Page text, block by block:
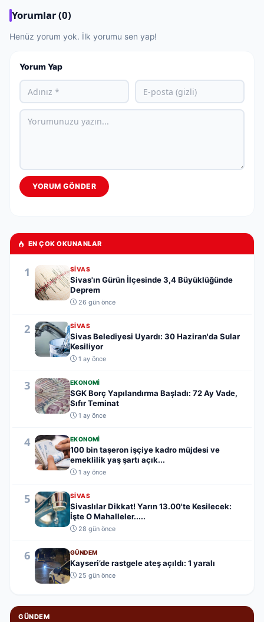
Yorumlar (0)
Henüz yorum yok. İlk yorumu sen yap!
Yorum Yap
YORUM GÖNDER
EN ÇOK OKUNANLAR
1 SIVAS
Sivas'ın Gürün İlçesinde 3,4 Büyüklüğünde
Deprem
26 gün önce
2 SIVAS
Sivas Belediyesi Uyardı: 30 Haziran'da Sular
Kesiliyor
1 ay önce
3 EKONOMI
SGK Borç Yapılandırma Başladı: 72 Ay Vade,
Sıfır Teminat
1 ay önce
4 EKONOMI
100 bin taşeron işçiye kadro müjdesi ve
emeklilik yaş şartı açık...
1 ay önce
5 SIVAS
Sivaslılar Dikkat! Yarın 13.00'te Kesilecek:
İşte O Mahalleler.....
28 gün önce
6 GÜNDEM
Kayseri’de rastgele ateş açıldı: 1 yaralı
25 gün önce
GÜNDEM